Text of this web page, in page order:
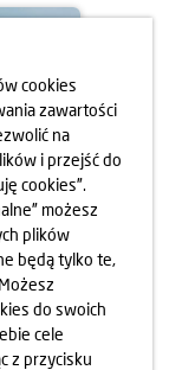
cookies
zawartości
na
i przejść do
cookies”.
możesz
plików
będą tylko te,
do swoich
cele
z przycisku